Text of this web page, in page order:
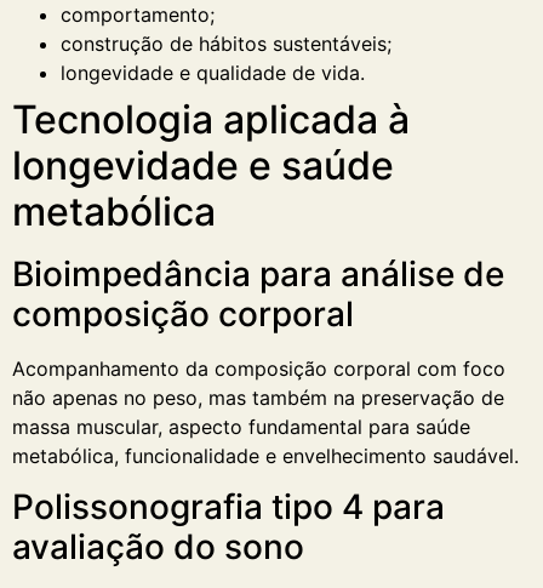
comportamento;
construção de hábitos sustentáveis;
longevidade e qualidade de vida.
Tecnologia aplicada à
longevidade e saúde
metabólica
Bioimpedância para análise de
composição corporal
Acompanhamento da composição corporal com foco
não apenas no peso, mas também na preservação de
massa muscular, aspecto fundamental para saúde
metabólica, funcionalidade e envelhecimento saudável.
Polissonografia tipo 4 para
avaliação do sono